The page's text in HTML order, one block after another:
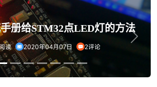
册给STM32点LED灯的方法
读 2020年04月07日 2评论 Next